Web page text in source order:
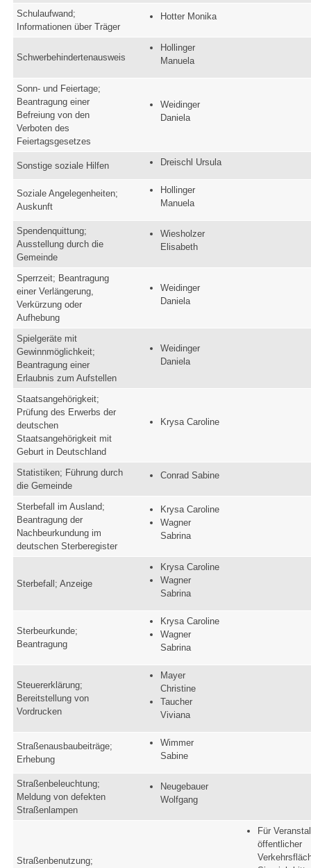
Schulaufwand;
Informationen über Träger
Hotter Monika
Schwerbehindertenausweis
Hollinger
Manuela
Sonn- und Feiertage;
Beantragung einer
Befreiung von den
Verboten des
Feiertagsgesetzes
Weidinger
Daniela
Sonstige soziale Hilfen Dreischl Ursula
Soziale Angelegenheiten;
Auskunft
Hollinger
Manuela
Spendenquittung;
Ausstellung durch die
Gemeinde
Wiesholzer
Elisabeth
Sperrzeit; Beantragung
einer Verlängerung,
Verkürzung oder
Aufhebung
Weidinger
Daniela
Spielgeräte mit
Gewinnmöglichkeit;
Beantragung einer
Erlaubnis zum Aufstellen
Weidinger
Daniela
Staatsangehörigkeit;
Prüfung des Erwerbs der
deutschen
Staatsangehörigkeit mit
Geburt in Deutschland
Krysa Caroline
Statistiken; Führung durch
die Gemeinde
Conrad Sabine
Sterbefall im Ausland;
Beantragung der
Nachbeurkundung im
deutschen Sterberegister
Krysa Caroline
Wagner
Sabrina
Sterbefall; Anzeige
Krysa Caroline
Wagner
Sabrina
Sterbeurkunde;
Beantragung
Krysa Caroline
Wagner
Sabrina
Steuererklärung;
Bereitstellung von
Vordrucken
Mayer
Christine
Taucher
Viviana
Straßenausbaubeiträge;
Erhebung
Wimmer
Sabine
Straßenbeleuchtung;
Meldung von defekten
Straßenlampen
Neugebauer
Wolfgang
Straßenbenutzung;
Für
öffentlicher